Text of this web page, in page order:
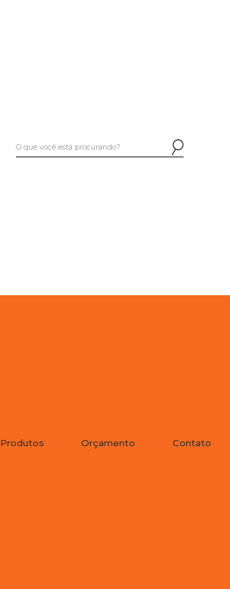
Produtos Orçamento Contato